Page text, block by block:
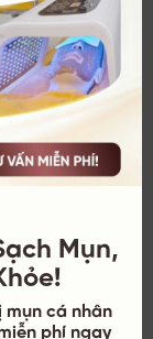
rửa sạch bằng
dụng vì tỏi có
Mụn,
mụn cá nhân
phí ngay